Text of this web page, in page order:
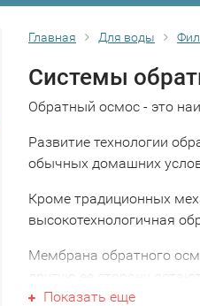
Главная Для воды
Системы
Обратный осмос - это
Развитие технологии
обычных домашних
Кроме традиционных
высокотехнологичная
Мембрана обратного
Показать еще